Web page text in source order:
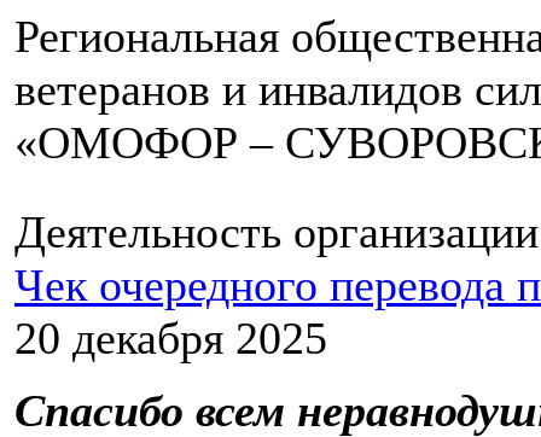
Региональная
ветеранов и инвалидов
«ОМОФОР –
Деятельность организации
Чек очередного перевода
20 декабря 2025
Спасибо всем